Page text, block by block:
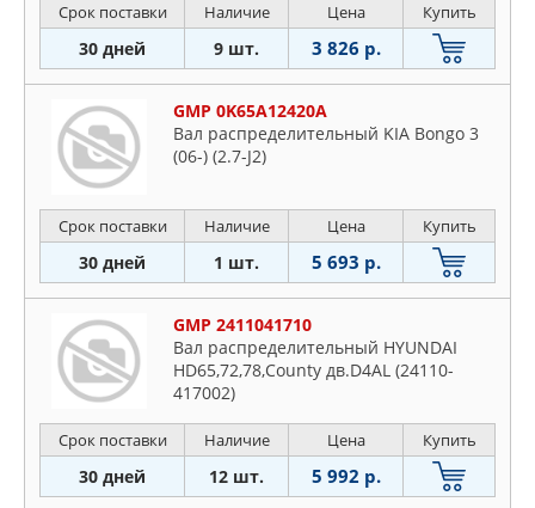
Срок поставки Наличие Цена Купить
30 дней 9 шт. 3 826 р.
GMP 0K65A12420A
Вал распределительный KIA Bongo 3
(06-) (2.7-J2)
Срок поставки Наличие Цена Купить
30 дней 1 шт. 5 693 р.
GMP 2411041710
Вал распределительный HYUNDAI
HD65,72,78,County дв.D4AL (24110-
417002)
Срок поставки Наличие Цена Купить
30 дней 12 шт. 5 992 р.